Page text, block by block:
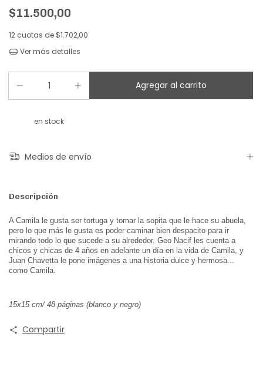
$11.500,00
12 cuotas de $1.702,00
Ver más detalles
en stock
Medios de envío
Descripción
A Camila le gusta ser tortuga y tomar la sopita que le hace su abuela,
pero lo que más le gusta es poder caminar bien despacito para ir
mirando todo lo que sucede a su alrededor. Geo Nacif les cuenta a
chicos y chicas de 4 años en adelante un día en la vida de Camila, y
Juan Chavetta le pone imágenes a una historia dulce y hermosa...
como Camila.
15x15 cm/ 48 páginas (blanco y negro)
Compartir